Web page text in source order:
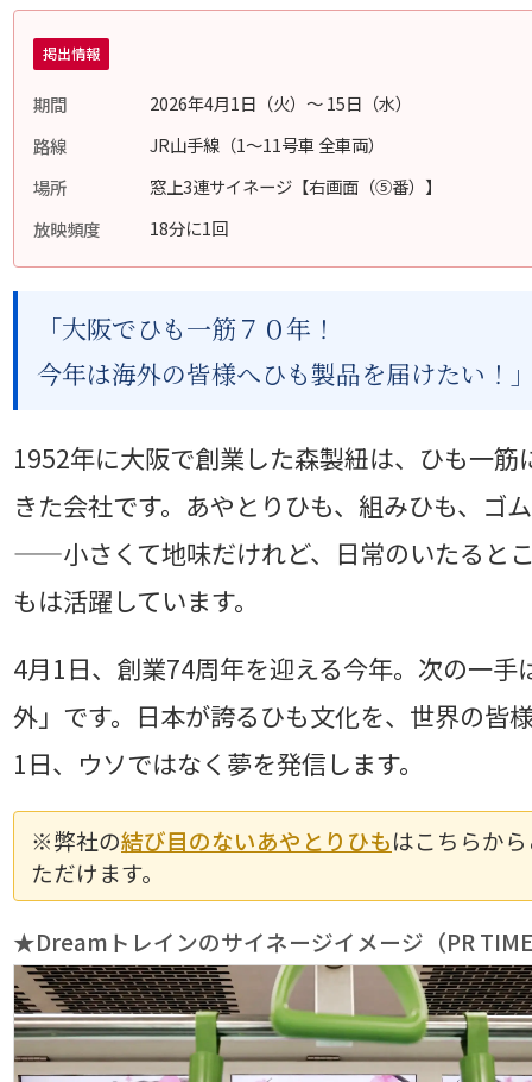
掲出情報
期間
2026年4月1日（火）〜 15日（水）
路線
JR山手線（1〜11号車 全車両）
場所
窓上3連サイネージ【右画面（⑤番）】
放映頻度
18分に1回
「大阪でひも一筋７０年！
今年は海外の皆様へひも製品を届けたい！
1952年に大阪で創業した森製紐は、ひも一筋
きた会社です。あやとりひも、組みひも、ゴ
——小さくて地味だけれど、日常のいたると
もは活躍しています。
4月1日、創業74周年を迎える今年。次の一手
外」です。日本が誇るひも文化を、世界の皆
1日、ウソではなく夢を発信します。
※弊社の結び目のないあやとりひもはこちらか
ただけます。
★Dreamトレインのサイネージイメージ（PR